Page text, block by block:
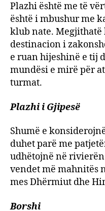
Plazhi është me të
është i mbushur me
klub nate. Megjithatë
destinacion i
e ruan hijeshinë e tij
mundësi e mirë për
turmat.
Plazhi i Gjipesë
Shumë e
duhet parë me
udhëtojnë në
vendet më mahnitës
mes Dhërmiut dhe
Borshi